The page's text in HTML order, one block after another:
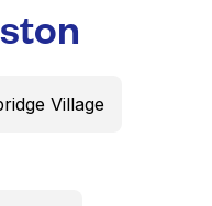
artículos de forma
para usar en
Village